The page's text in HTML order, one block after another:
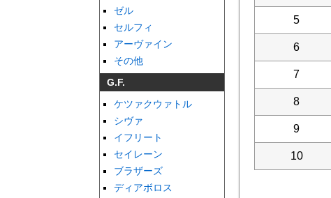
ゼル
セルフィ
アーヴァイン
その他
G.F.
ケツァクウァトル
シヴァ
イフリート
セイレーン
ブラザーズ
ディアボロス
5
6
7
8
9
10